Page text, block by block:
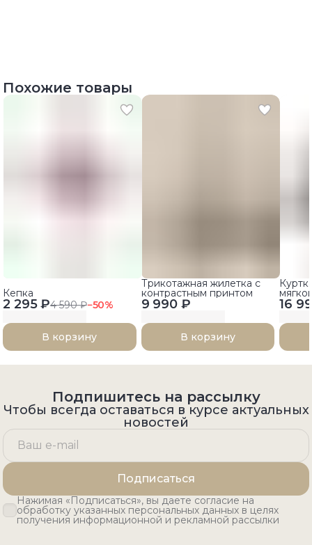
Похожие товары
2 295 ₽4 590 ₽−50%
Кепка
В корзину
9 990 ₽
Трикотажная жилетка с
контрастным принтом
В корзину
16
Подпишитесь на рассылку
Чтобы всегда оставаться в курсе актуальных
новостей
Подписаться
Нажимая «Подписаться», вы даете согласие на
обработку указанных персональных данных в целях
получения информационной и рекламной рассылки